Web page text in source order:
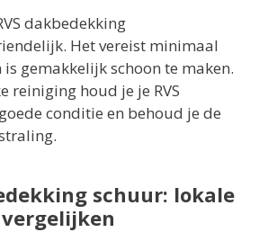
dakbedekking
Het vereist minimaal
gemakkelijk schoon te maken.
reiniging houd je je RVS
conditie en behoud je de
schuur: lokale